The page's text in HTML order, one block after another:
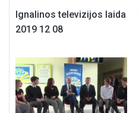
Ignalinos televizijos laida
2019 12 08